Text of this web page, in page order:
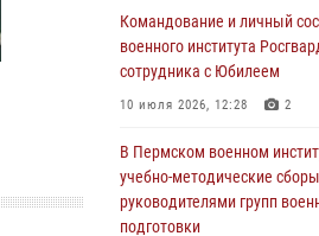
Командование и личный
военного института
В Пермском военном
Командование и личный
военного института
сотрудника с Юбилеем
10 июля 2026, 12:28 2
В Пермском военном
учебно-методические
руководителями групп
подготовки